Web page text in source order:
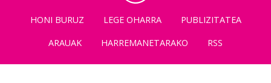
HONI BURUZ LEGE OHARRA
PUBLIZITATEA
ARAUAK
HARREMANETARAKO RSS